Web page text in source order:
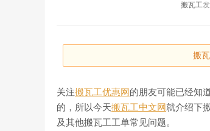
搬瓦工
搬
关注搬瓦工优惠网 的朋友可能已经知
的，所以今天搬瓦工中文网 就介绍下
及其他搬瓦工工单常见问题。